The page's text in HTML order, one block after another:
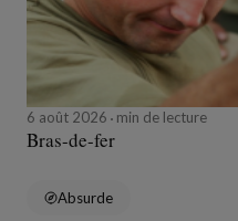
6 août 2026 min de lecture
Bras-de-fer
Absurde